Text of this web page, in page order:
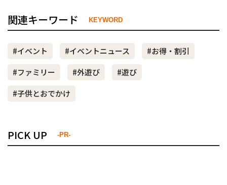
関連キーワード KEYWORD
#イベント #イベントニュース
#お得・割引
#ファミリー
#外遊び
#遊び
#子供とおでかけ
PICK UP -PR-